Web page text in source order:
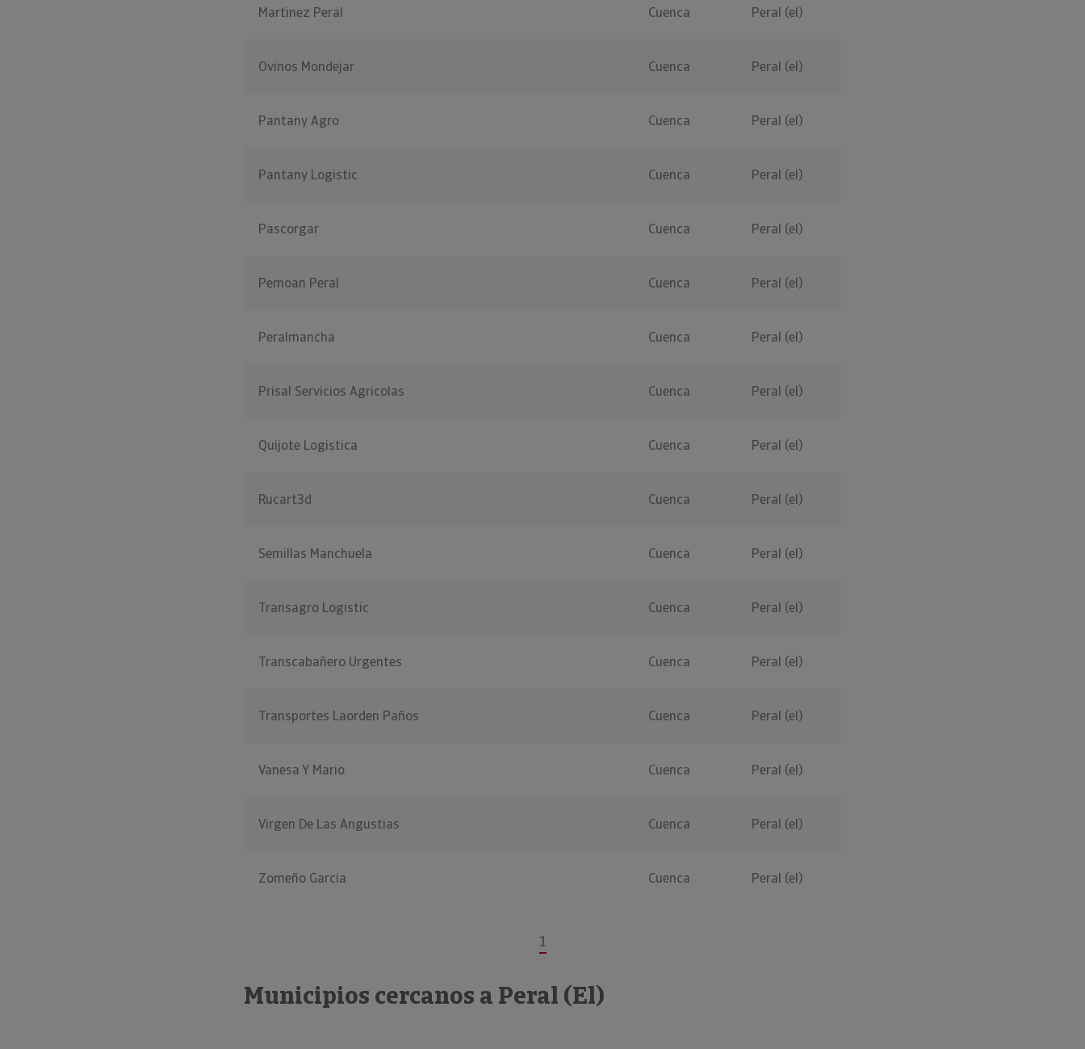
Martinez Peral Cuenca Peral (el)
Ovinos Mondejar Cuenca Peral (el)
Pantany Agro Cuenca Peral (el)
Pantany Logistic Cuenca Peral (el)
Pascorgar Cuenca Peral (el)
Pemoan Peral Cuenca Peral (el)
Peralmancha Cuenca Peral (el)
Prisal Servicios Agricolas Cuenca Peral (el)
Quijote Logistica Cuenca Peral (el)
Rucart3d Cuenca Peral (el)
Semillas Manchuela Cuenca Peral (el)
Transagro Logistic Cuenca Peral (el)
Transcabañero Urgentes Cuenca Peral (el)
Transportes Laorden Paños Cuenca Peral (el)
Vanesa Y Mario Cuenca Peral (el)
Virgen De Las Angustias Cuenca Peral (el)
Zomeño Garcia Cuenca Peral (el)
1
Municipios cercanos a Peral (El)